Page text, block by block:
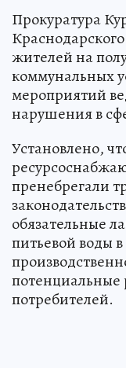
Прокуратура
жителей на
коммунальных
мероприятий
нарушения в
Установлено,
пренебрегали
обязательные
питьевой воды
потенциальные
потребителей.